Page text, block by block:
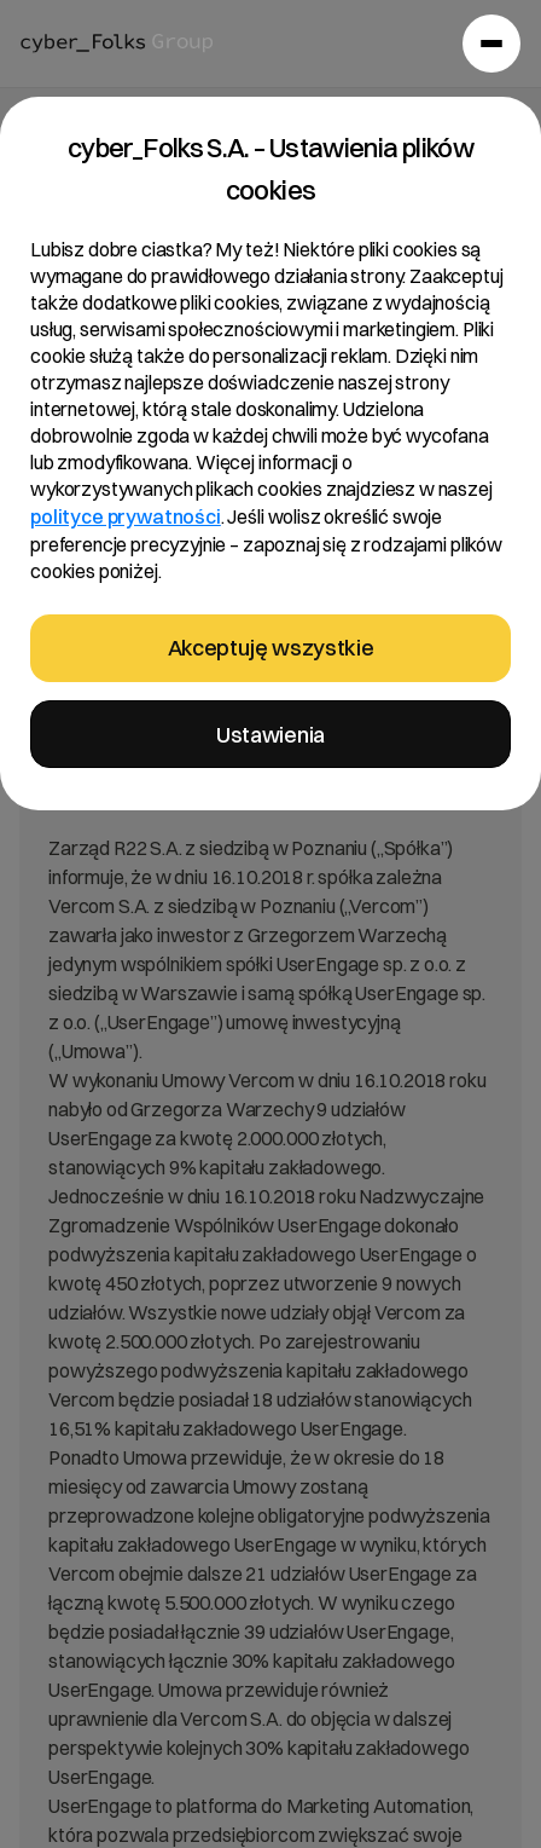
Raport bieżący 43/2018
Temat:
Zwołanie Zwyczajnego Walnego Zgromadzenia R22
S.A.
Podstawa Prawna:
Art. 56 ust. 1 pkt 2 Ustawy o ofercie – informacje
bieżące i okresowe
§ 19 ust 1 pkt 1)-2) rozporządzenia Ministra
Finansów w sprawie informacji bieżących i
okresowych przekazywanych przez emitentów
papierów wartościowych oraz warunków uznawania
za równoważne informacji wymaganych przepisami
prawa państwa niebędącego państwem
2018 r. poz. 757).
Zarząd R22 S.A. z siedzibą w Poznaniu („Spółka”)
informuje, że w dniu 16.10.2018 r. spółka zależna
Vercom S.A. z siedzibą w Poznaniu („Vercom”)
zawarła jako inwestor z Grzegorzem Warzechą
jedynym wspólnikiem spółki UserEngage sp. z o.o. z
siedzibą w Warszawie i samą spółką UserEngage sp.
z o.o. („UserEngage”) umowę inwestycyjną
(„Umowa”).
W wykonaniu Umowy Vercom w dniu 16.10.2018 roku
nabyło od Grzegorza Warzechy 9 udziałów
UserEngage za kwotę 2.000.000 złotych,
stanowiących 9% kapitału zakładowego.
Jednocześnie w dniu 16.10.2018 roku Nadzwyczajne
Zgromadzenie Wspólników UserEngage dokonało
podwyższenia kapitału zakładowego UserEngage o
kwotę 450 złotych, poprzez utworzenie 9 nowych
udziałów. Wszystkie nowe udziały objął Vercom za
kwotę 2.500.000 złotych. Po zarejestrowaniu
powyższego podwyższenia kapitału zakładowego
Vercom będzie posiadał 18 udziałów stanowiących
16,51% kapitału zakładowego UserEngage.
Ponadto Umowa przewiduje, że w okresie do 18
miesięcy od zawarcia Umowy zostaną
przeprowadzone kolejne obligatoryjne podwyższenia
kapitału zakładowego UserEngage w wyniku, których
Vercom obejmie dalsze 21 udziałów UserEngage za
łączną kwotę 5.500.000 złotych. W wyniku czego
będzie posiadał łącznie 39 udziałów UserEngage,
stanowiących łącznie 30% kapitału zakładowego
UserEngage. Umowa przewiduje również
uprawnienie dla Vercom S.A. do objęcia w dalszej
perspektywie kolejnych 30% kapitału zakładowego
UserEngage.
UserEngage to platforma do Marketing Automation,
która pozwala przedsiębiorcom zwiększać swoje
cyber_Folks S.A. – Ustawienia plików
cookies
Lubisz dobre ciastka? My też! Niektóre pliki cookies są
wymagane do prawidłowego działania strony. Zaakceptuj
także dodatkowe pliki cookies, związane z wydajnością
usług, serwisami społecznościowymi i marketingiem. Pliki
cookie służą także do personalizacji reklam. Dzięki nim
otrzymasz najlepsze doświadczenie naszej strony
internetowej, którą stale doskonalimy. Udzielona
dobrowolnie zgoda w każdej chwili może być wycofana
lub zmodyfikowana. Więcej informacji o
wykorzystywanych plikach cookies znajdziesz w naszej
polityce prywatności. Jeśli wolisz określić swoje
preferencje precyzyjnie – zapoznaj się z rodzajami plików
cookies poniżej.
Akceptuję wszystkie
Ustawienia